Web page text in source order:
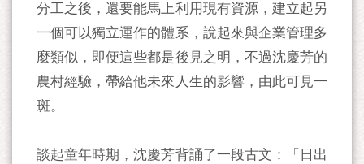
分工之後，還要能馬上利用現有資源，建立起另
一個可以獨立運作的體系，說起來與企業管理多
麼類似，即便這些都是後見之明，不過沈慶芳的
農村經驗，帶給他未來人生的影響，由此可見一
斑。
談起童年時期，沈慶芳背誦了一段古文：「日出